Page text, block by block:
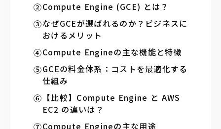
Compute Engine (GCE) とは？
なぜGCEが選ばれるのか？ビジネスに
おけるメリット
Compute Engineの主な機能と特徴
GCEの料金体系：コストを最適化する
仕組み
【比較】Compute Engine と AWS
EC2 の違いは？
Compute Engineの主な用途